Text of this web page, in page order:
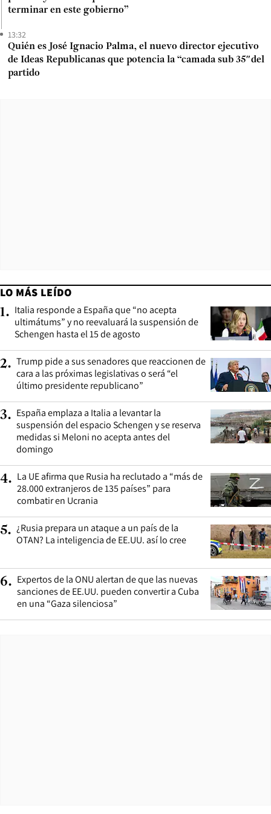
terminar en este gobierno”
13:32
Quién es José Ignacio Palma, el nuevo director ejecutivo
de Ideas Republicanas que potencia la “camada sub 35″del
partido
LO MÁS LEÍDO
1. Italia responde a España que “no acepta
ultimátums” y no reevaluará la suspensión de
Schengen hasta el 15 de agosto
2. Trump pide a sus senadores que reaccionen de
cara a las próximas legislativas o será “el
último presidente republicano”
3. España emplaza a Italia a levantar la
suspensión del espacio Schengen y se reserva
medidas si Meloni no acepta antes del
domingo
4. La UE afirma que Rusia ha reclutado a “más de
28.000 extranjeros de 135 países” para
combatir en Ucrania
5. ¿Rusia prepara un ataque a un país de la
OTAN? La inteligencia de EE.UU. así lo cree
6. Expertos de la ONU alertan de que las nuevas
sanciones de EE.UU. pueden convertir a Cuba
en una “Gaza silenciosa”